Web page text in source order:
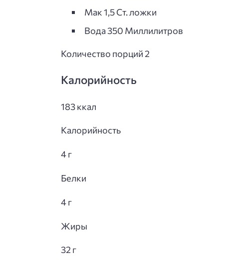
Мак 1,5 Ст. ложки
Вода 350 Миллилитров
Количество порций 2
Калорийность
183 ккал
Калорийность
4 г
Белки
4 г
Жиры
32 г